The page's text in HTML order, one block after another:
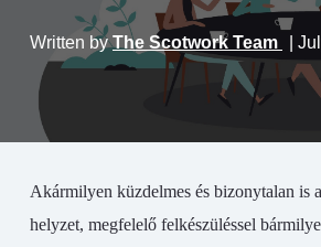
Written byThe Scotwork Team |
Akármilyen küzdelmes és bizonytalan is
helyzet, megfelelő felkészüléssel